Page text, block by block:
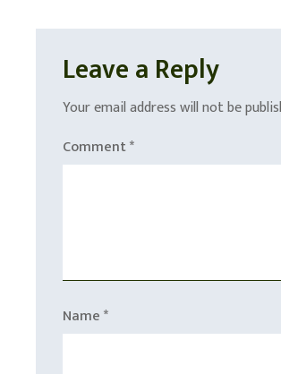
Leave a Reply
Your email address will not be
Comment*
Name*